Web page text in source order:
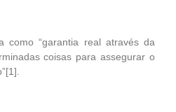
como “garantia real através da
coisas para assegurar o